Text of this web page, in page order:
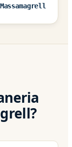
Massamagrell